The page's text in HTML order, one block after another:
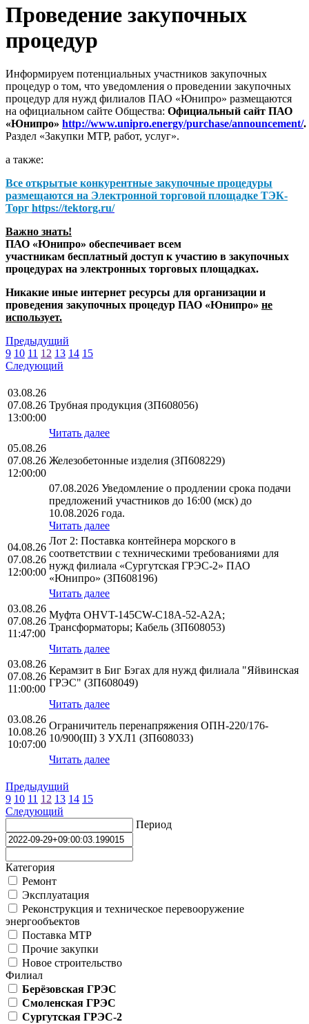
Проведение закупочных
процедур
Информируем потенциальных участников закупочных
процедур о том, что уведомления о проведении закупочных
процедур для нужд филиалов ПАО «Юнипро» размещаются
на официальном сайте Общества: Официальный сайт ПАО
«Юнипро» http://www.unipro.energy/purchase/announcement/.
Раздел «Закупки МТР, работ, услуг».
а также:
Все открытые конкурентные закупочные процедуры
размещаются на Электронной торговой площадке ТЭК-
Торг https://tektorg.ru/
Важно знать!
ПАО «Юнипро» обеспечивает всем
участникам бесплатный доступ к участию в закупочных
процедурах на электронных торговых площадках.
Никакие иные интернет ресурсы для организации и
проведения закупочных процедур ПАО «Юнипро» не
использует.
Предыдущий
9 10 11 12 13 14 15
Следующий
03.08.26
07.08.26
13:00:00
Трубная продукция (ЗП608056)
Читать далее
05.08.26
07.08.26
12:00:00
Железобетонные изделия (ЗП608229)
07.08.2026 Уведомление о продлении срока подачи
предложений участников до 16:00 (мск) до
10.08.2026 года.
Читать далее
04.08.26
07.08.26
12:00:00
Лот 2: Поставка контейнера морского в
соответствии с техническими требованиями для
нужд филиала «Сургутская ГРЭС-2» ПАО
«Юнипро» (ЗП608196)
Читать далее
03.08.26
07.08.26
11:47:00
Муфта OHVT-145CW-C18A-52-A2A;
Трансформаторы; Кабель (ЗП608053)
Читать далее
03.08.26
07.08.26
11:00:00
Керамзит в Биг Бэгах для нужд филиала "Яйвинская
ГРЭС" (ЗП608049)
Читать далее
03.08.26
10.08.26
10:07:00
Ограничитель перенапряжения ОПН-220/176-
10/900(III) 3 УХЛ1 (ЗП608033)
Читать далее
Предыдущий
9 10 11 12 13 14 15
Следующий
Период
Категория
Ремонт
Эксплуатация
Реконструкция и техническое перевооружение
энергообъектов
Поставка МТР
Прочие закупки
Новое строительство
Филиал
Берёзовская ГРЭС
Смоленская ГРЭС
Сургутская ГРЭС-2